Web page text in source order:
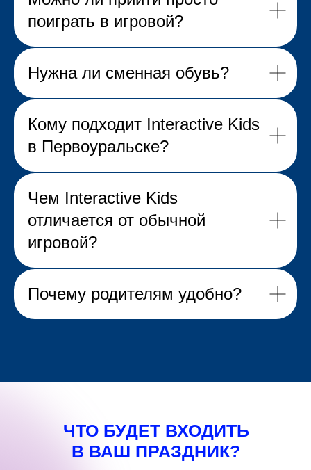
поиграть в игровой?
Нужна ли сменная обувь?
Кому подходит Interactive Kids
в Первоуральске?
Чем Interactive Kids
отличается от обычной
игровой?
Почему родителям удобно?
ЧТО БУДЕТ ВХОДИТЬ
В ВАШ ПРАЗДНИК?